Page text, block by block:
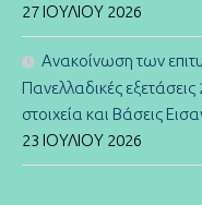
27 ΙΟΥΛΊΟΥ 2026
Ανακοίνωση των
Πανελλαδικές εξετάσεις
στοιχεία και Βάσεις
23 ΙΟΥΛΊΟΥ 2026